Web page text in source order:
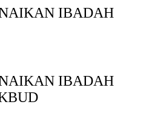
IBADAH
IBADAH